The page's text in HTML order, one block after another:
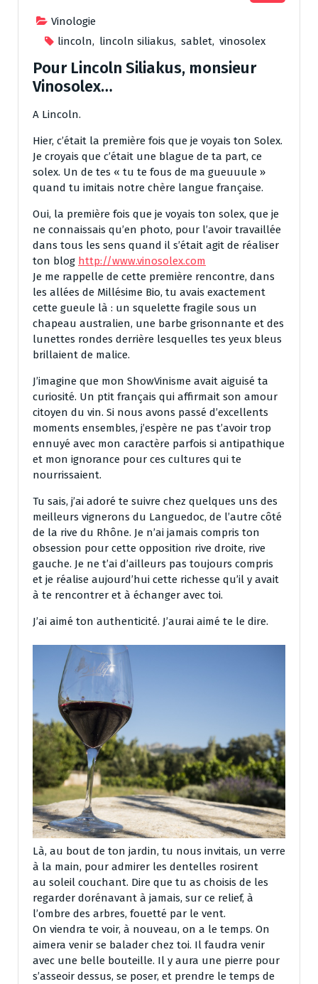
Vinologie
lincoln, lincoln siliakus, sablet, vinosolex
Pour Lincoln Siliakus, monsieur
Vinosolex…
A Lincoln​.
Hier, c’était la première fois que je voyais ton Solex.
Je croyais que c’était une blague de ta part, ce
solex. Un de tes « tu te fous de ma gueuuule »
quand tu imitais notre chère langue française.
Oui, la première fois que je voyais ton solex, que je
ne connaissais qu’en photo, pour l’avoir travaillée
dans tous les sens quand il s’était agit de réaliser
ton blog http://www.vinosolex.com
Je me rappelle de cette première rencontre, dans
les allées de Millésime Bio, tu avais exactement
cette gueule là : un squelette fragile sous un
chapeau australien, une barbe grisonnante et des
lunettes rondes derrière lesquelles tes yeux bleus
brillaient de malice.
J’imagine que mon ShowVinisme avait aiguisé ta
curiosité. Un ptit français qui affirmait son amour
citoyen du vin. Si nous avons passé d’excellents
moments ensembles, j’espère ne pas t’avoir trop
ennuyé avec mon caractère parfois si antipathique
et mon ignorance pour ces cultures qui te
nourrissaient.
Tu sais, j’ai adoré te suivre chez quelques uns des
meilleurs vignerons du Languedoc, de l’autre côté
de la rive du Rhône. Je n’ai jamais compris ton
obsession pour cette opposition rive droite, rive
gauche. Je ne t’ai d’ailleurs pas toujours compris
et je réalise aujourd’hui cette richesse qu’il y avait
à te rencontrer et à échanger avec toi.
J’ai aimé ton authenticité. J’aurai aimé te le dire.
Là, au bout de ton jardin, tu nous invitais, un verre
à la main, pour admirer les dentelles rosirent
au soleil couchant. Dire que tu as choisis de les
regarder dorénavant à jamais, sur ce relief, à
l’ombre des arbres, fouetté par le vent.
On viendra te voir, à nouveau, on a le temps. On
aimera venir se balader chez toi. Il faudra venir
avec une belle bouteille. Il y aura une pierre pour
s’asseoir dessus, se poser, et prendre le temps de